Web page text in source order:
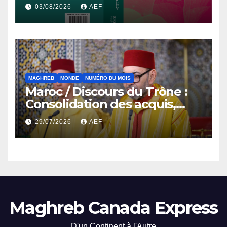
du Nord, 1912-2024
03/08/2026 AEF
MAGHREB MONDE NUMÉRO DU MOIS
Maroc / Discours du Trône :
Consolidation des acquis,
résilience économique et
affirmation d’une
souveraineté stratégique
29/07/2026 AEF
Maghreb Canada Express